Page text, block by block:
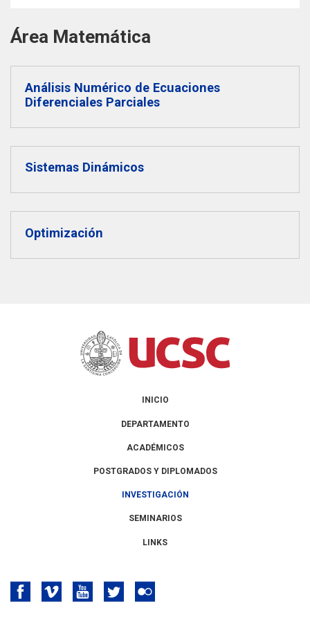
Área Matemática
Análisis Numérico de Ecuaciones
Diferenciales Parciales
Sistemas Dinámicos
Optimización
INICIO
DEPARTAMENTO
ACADÉMICOS
POSTGRADOS Y DIPLOMADOS
INVESTIGACIÓN
SEMINARIOS
LINKS